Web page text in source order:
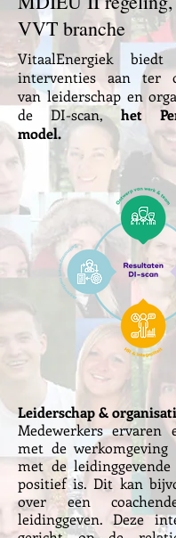
VVT branche
VitaalEnergiek biedt
interventies aan ter
van leiderschap en
de DI-scan, het
model.
Leiderschap &
Medewerkers ervaren
met de
met de
positief is. Dit kan
over een
leidinggeven.Deze